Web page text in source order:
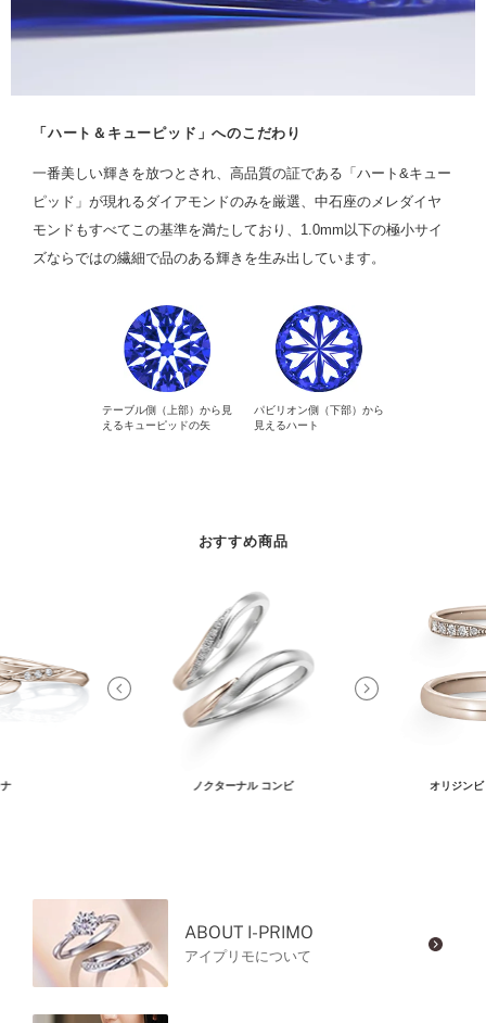
「ハート＆キューピッド」へのこだわり
一番美しい輝きを放つとされ、高品質の証である「ハート&キュー
ピッド」が現れるダイアモンドのみを厳選、中石座のメレダイヤ
モンドもすべてこの基準を満たしており、1.0mm以下の極小サイ
ズならではの繊細で品のある輝きを生み出しています。
テーブル側（上部）から見
えるキューピッドの矢
パビリオン側（下部）から
見えるハート
おすすめ商品
ノクターナル コンビ オリジン
ABOUT I-PRIMO
アイプリモについて